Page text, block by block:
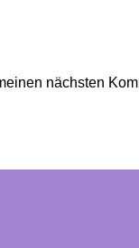
nächsten